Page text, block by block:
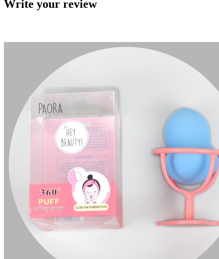
Write your review